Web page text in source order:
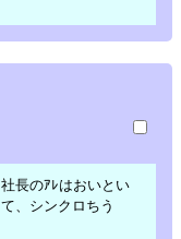
社長のｱﾚはおいとい
て、シンクロちう